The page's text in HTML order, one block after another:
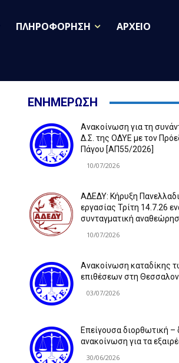
ΠΛΗΡΟΦΟΡΗΣΗ ΑΡΧΕΙΟ
ΕΝΗΜΕΡΩΣΗ
Ανακοίνωση για τη
Δ.Σ. της ΟΔΥΕ με τον
Πάγου [ΑΠ55/2026]
10/07/2026
ΑΔΕΔΥ: Κήρυξη
εργασίας Τρίτη 14.7.26
συνταγματική
10/07/2026
Ανακοίνωση καταδίκης
επιθέσεων στη
03/07/2026
Επείγουσα διορθωτική –
ανακοίνωση για τα
30/06/2026